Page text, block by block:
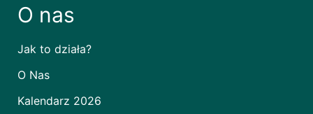
O nas
Jak to działa?
O Nas
Kalendarz 2026